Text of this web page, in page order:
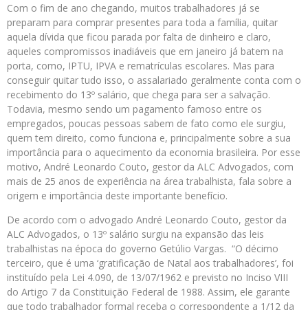
Com o fim de ano chegando, muitos trabalhadores já se
preparam para comprar presentes para toda a família, quitar
aquela dívida que ficou parada por falta de dinheiro e claro,
aqueles compromissos inadiáveis que em janeiro já batem na
porta, como, IPTU, IPVA e rematrículas escolares. Mas para
conseguir quitar tudo isso, o assalariado geralmente conta com o
recebimento do 13º salário, que chega para ser a salvação.
Todavia, mesmo sendo um pagamento famoso entre os
empregados, poucas pessoas sabem de fato como ele surgiu,
quem tem direito, como funciona e, principalmente sobre a sua
importância para o aquecimento da economia brasileira. Por esse
motivo, André Leonardo Couto, gestor da ALC Advogados, com
mais de 25 anos de experiência na área trabalhista, fala sobre a
origem e importância deste importante benefício.
De acordo com o advogado André Leonardo Couto, gestor da
ALC Advogados, o 13º salário surgiu na expansão das leis
trabalhistas na época do governo Getúlio Vargas. “O décimo
terceiro, que é uma ‘gratificação de Natal aos trabalhadores’, foi
instituído pela Lei 4.090, de 13/07/1962 e previsto no Inciso VIII
do Artigo 7 da Constituição Federal de 1988. Assim, ele garante
que todo trabalhador formal receba o correspondente a 1/12 da